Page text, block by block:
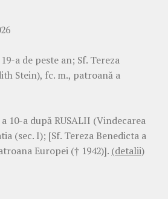
a de peste an; Sf. Tereza
Stein), fc. m., patroană a
10-a după RUSALII (Vindecarea
(sec. I); [Sf. Tereza Benedicta a
Europei († 1942)]. (detalii)